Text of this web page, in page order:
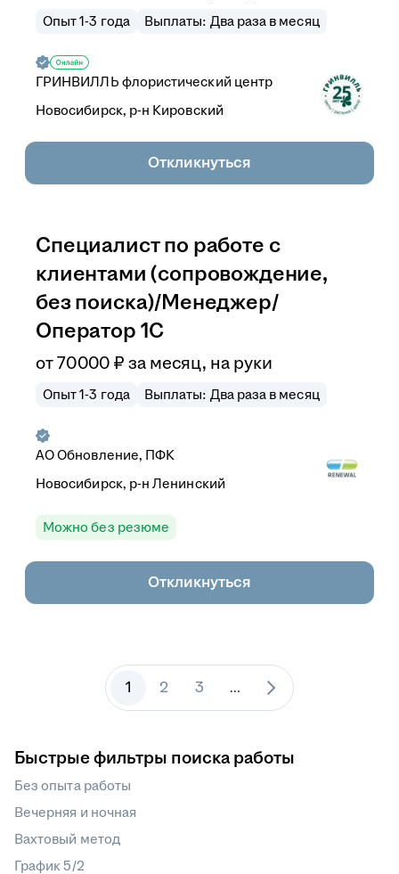
Опыт 1-3 года Выплаты: Два раза в месяц
ГРИНВИЛЛЬ флористический центр
Новосибирск, р-н Кировский
Откликнуться
Специалист по работе с
клиентами (сопровождение,
без поиска)/Менеджер/
Оператор 1С
от70 000 ₽ за месяц, на руки
Опыт 1-3 года Выплаты: Два раза в месяц
АООбновление, ПФК
Новосибирск, р-н Ленинский
Можно без резюме
Откликнуться
1 2 3 ...
Быстрые фильтры поиска работы
Без опыта работы
Вечерняя и ночная
Вахтовый метод
График 5/2